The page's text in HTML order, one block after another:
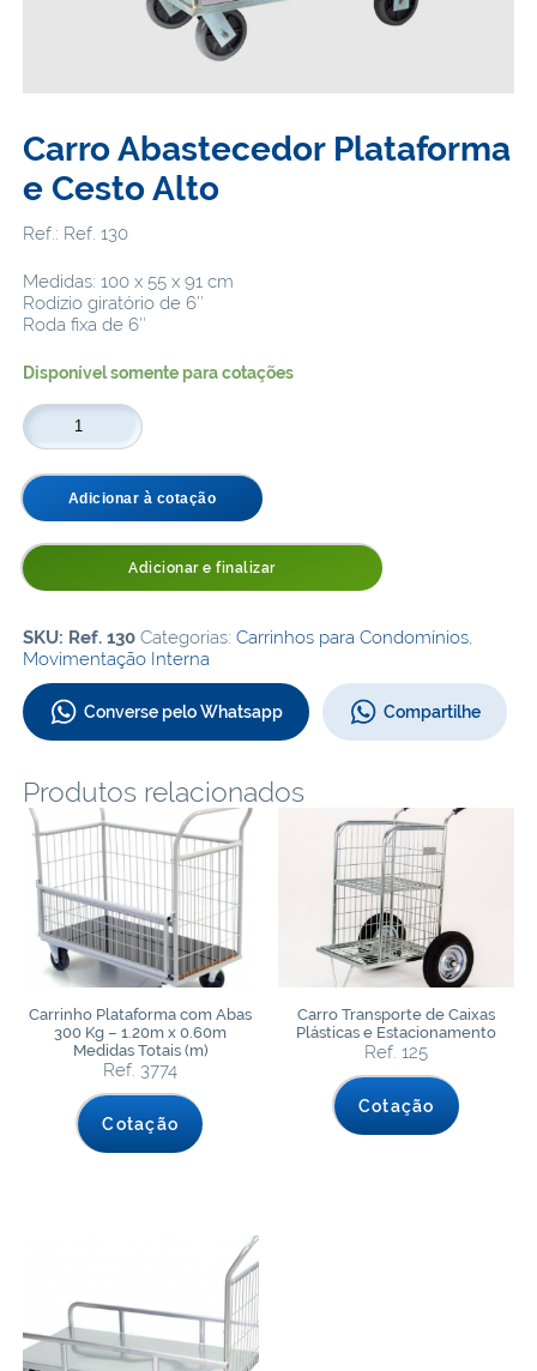
Carro Abastecedor Plataforma
e Cesto Alto
Ref.: Ref. 130
Medidas: 100 x 55 x 91 cm
Rodízio giratório de 6″
Roda fixa de 6″
Disponível somente para cotações
Carro
Abastecedor
Plataforma
e
Cesto
Alto
quantidade
Adicionar à cotação
Adicionar e finalizar
SKU: Ref. 130 Categorias: Carrinhos para Condomínios,
Movimentação Interna
Converse pelo Whatsapp Compartilhe
Produtos relacionados
Carrinho Plataforma com Abas
300 Kg – 1.20m x 0.60m
Medidas Totais (m)
Ref. 3774
Cotação
Carro Transporte de Caixas
Plásticas e Estacionamento
Ref. 125
Cotação